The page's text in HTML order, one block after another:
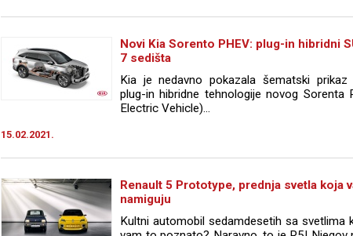
Novi Kia Sorento PHEV: plug-in hibridni
7 sedišta
Kia je nedavno pokazala šematski prikaz
plug-in hibridne tehnologije novog Sorenta
Electric Vehicle)...
15.02.2021.
Renault 5 Prototype, prednja svetla koja
namiguju
Kultni automobil sedamdesetih sa svetlima